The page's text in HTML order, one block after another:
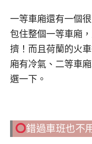
一等車廂還有一個
包住整個一等車廂
擠！而且荷蘭的火
廂有冷氣、二等車
選一下。
錯過車班也不